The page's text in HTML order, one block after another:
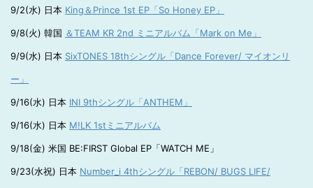
9/2(水) 日本 King＆Prince 1st EP「So Honey EP」
9/8(火) 韓国 ＆TEAM KR 2nd ミニアルバム「Mark on Me」
9/9(水) 日本 SixTONES 18thシングル「Dance Forever/ マイオンリ
ー」
9/16(水) 日本 INI 9thシングル「ANTHEM」
9/16(水) 日本 M!LK 1stミニアルバム
9/18(金) 米国 BE:FIRST Global EP「WATCH ME」
9/23(水祝) 日本 Number_i 4thシングル「REBON/ BUGS LIFE/